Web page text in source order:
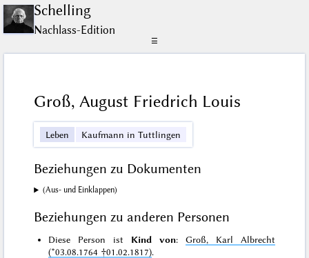
Schelling
Nachlass-Edition
☰
Groß, August Friedrich Louis
Leben Kaufmann in Tuttlingen
Beziehungen zu Dokumenten
(Aus- und Einklappen)
Beziehungen zu anderen Personen
Diese Person ist Kind von: Groß, Karl Albrecht
(*03.08.1764 †01.02.1817).